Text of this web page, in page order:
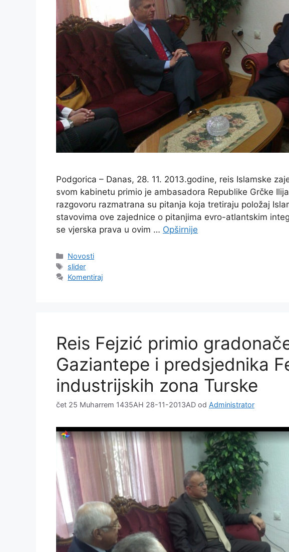
Podgorica – Danas, 28. 11. 2013.godine, reis Islamske
svom kabinetu primio je ambasadora Republike Grčke
razgovoru razmatrana su pitanja koja tretiraju položaj
stavovima ove zajednice o pitanjima evro-atlantskim
se vjerska prava u ovim … Opširnije
Kategorije
Novosti
Oznake
slider
Komentiraj
Reis Fejzić primio
Gaziantepe i predsjednika
industrijskih zona Turske
čet 25 Muharrem 1435AH 28-11-2013AD od Administrator